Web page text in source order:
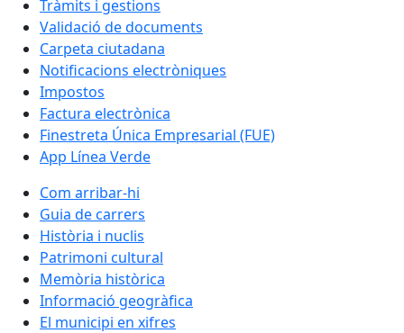
Tràmits i gestions
Validació de documents
Carpeta ciutadana
Notificacions electròniques
Impostos
Factura electrònica
Finestreta Única Empresarial (FUE)
App Línea Verde
Com arribar-hi
Guia de carrers
Història i nuclis
Patrimoni cultural
Memòria històrica
Informació geogràfica
El municipi en xifres